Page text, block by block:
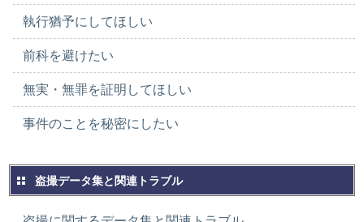
執行猶予にしてほしい
前科を避けたい
無実・無罪を証明してほしい
事件のことを秘密にしたい
盗撮データ集と関連トラブル